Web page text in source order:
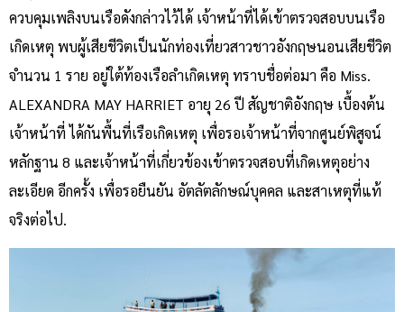
ควบคุมเพลิงบนเรือดังกล่าวไว้ได้ เจ้าหน้าที่ได้เข้าตรวจสอบบนเรือ
เกิดเหตุ พบผู้เสียชีวิตเป็นนักท่องเที่ยวสาวชาวอังกฤษนอนเสียชีวิต
จำนวน 1 ราย อยู่ใต้ท้องเรือลำเกิดเหตุ ทราบชื่อต่อมา คือ Miss.
ALEXANDRA MAY HARRIET อายุ 26 ปี สัญชาติอังกฤษ เบื้องต้น
เจ้าหน้าที่ ได้กันพื้นที่เรือเกิดเหตุ เพื่อรอเจ้าหน้าที่จากศูนย์พิสูจน์
หลักฐาน 8 และเจ้าหน้าที่เกี่ยวข้องเข้าตรวจสอบที่เกิดเหตุอย่าง
ละเอียด อีกครั้ง เพื่อรอยืนยัน อัตลัตลักษณ์บุคคล และสาเหตุที่แท้
จริงต่อไป.